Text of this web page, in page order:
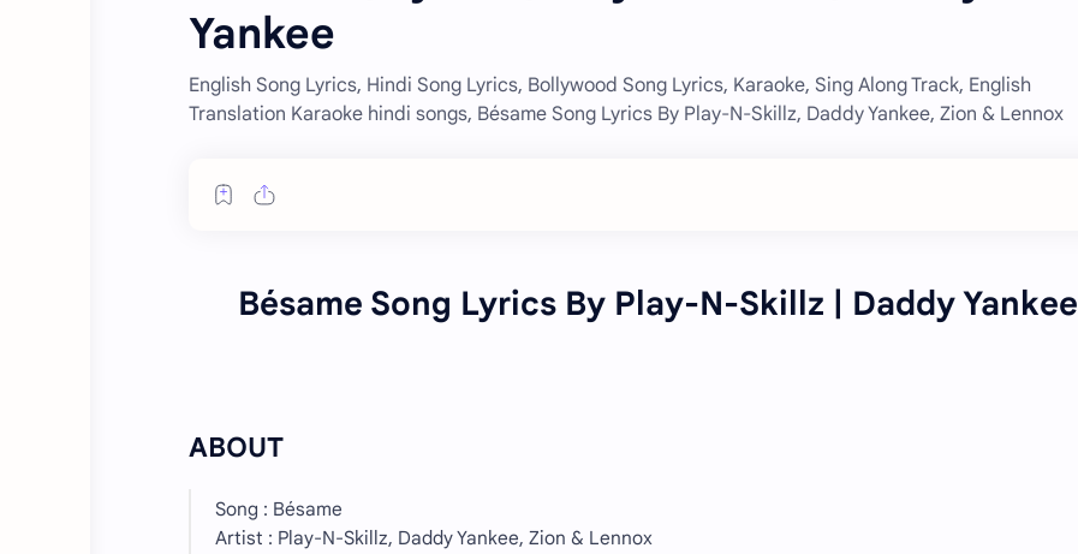
Yankee
English Song Lyrics, Hindi Song Lyrics, Bollywood Song Lyrics, Karaoke, Sing Along Track, English
Translation Karaoke hindi songs, Bésame Song Lyrics By Play-N-Skillz, Daddy Yankee, Zion & Lennox
Bésame Song Lyrics By Play-N-Skillz | Daddy Yankee
ABOUT
Song : Bésame
Artist : Play-N-Skillz, Daddy Yankee, Zion & Lennox